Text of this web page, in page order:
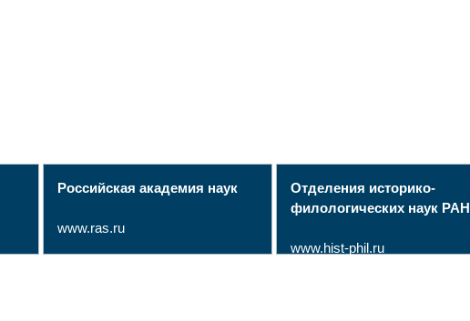
Российская академия наук
www.ras.ru
Отделения историко-
филологических наук РАН
www.hist-phil.ru